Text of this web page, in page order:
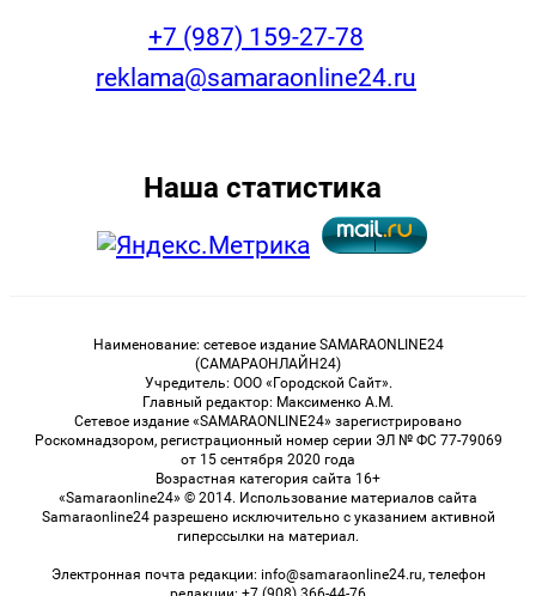
+7 (987) 159-27-78
reklama@samaraonline24.ru
Наша статистика
Наименование: сетевое издание SAMARAONLINE24
(САМАРАОНЛАЙН24)
Учредитель: ООО «Городской Сайт».
Главный редактор: Максименко А.М.
Сетевое издание «SAMARAONLINE24» зарегистрировано
Роскомнадзором, регистрационный номер серии ЭЛ № ФС 77-79069
от 15 сентября 2020 года
Возрастная категория сайта 16+
«Samaraonline24» © 2014. Использование материалов сайта
Samaraonline24 разрешено исключительно с указанием активной
гиперссылки на материал.
Электронная почта редакции: info@samaraonline24.ru, телефон